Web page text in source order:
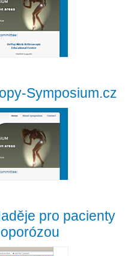
Symposium.cz
pro pacienty